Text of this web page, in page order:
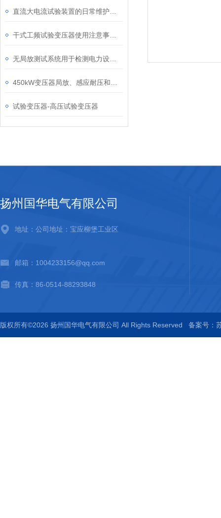
试验变压器-高压试验变压器
扬州国华电气有限公司
地址：公司地址：宝应柳堡工业区
邮箱：1004233156@qq.com
传真：86-0514-88293848
版权所有©2026 扬州国华电气有限公司 All Rights Reserved 备案号：